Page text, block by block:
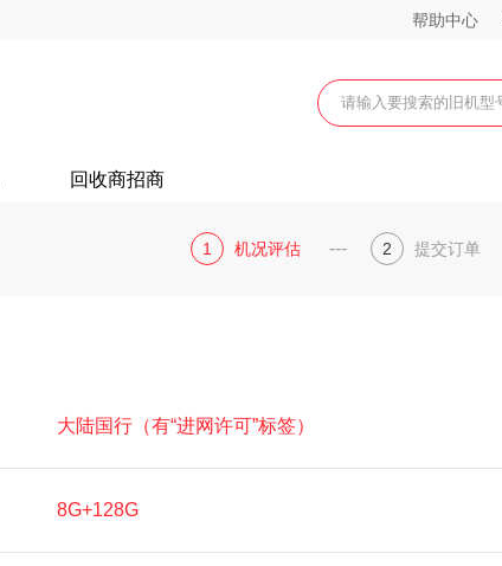
帮助中心
回收商招商
1 机况评估 --- 2 提交订单
大陆国行（有“进网许可”标签）
8G+128G